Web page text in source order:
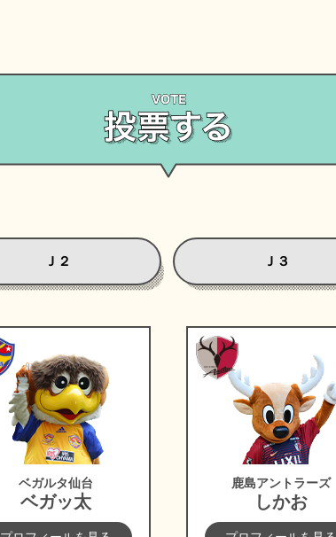
Ｊ２ Ｊ３
ベガルタ仙台
ベガッ太
鹿島アントラーズ
しかお